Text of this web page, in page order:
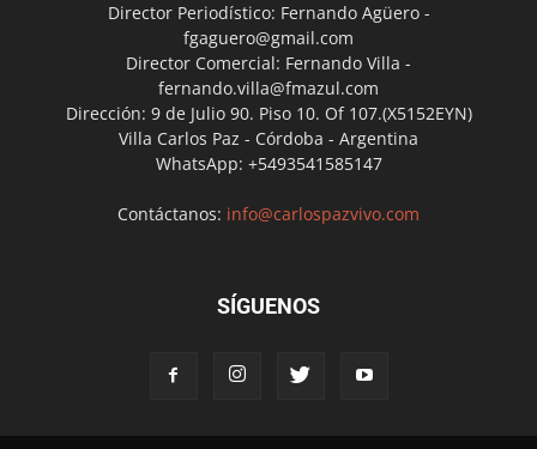
Director Periodístico: Fernando Agüero -
fgaguero@gmail.com
Director Comercial: Fernando Villa -
fernando.villa@fmazul.com
Dirección: 9 de Julio 90. Piso 10. Of 107.(X5152EYN)
Villa Carlos Paz - Córdoba - Argentina
WhatsApp: +5493541585147
Contáctanos: info@carlospazvivo.com
SÍGUENOS